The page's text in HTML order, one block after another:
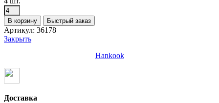
Количество
товара
Шины
бу
235
Лето
Hankook
В корзину Быстрый заказ
Артикул: 36178
Закрыть
Hankook
Доставка